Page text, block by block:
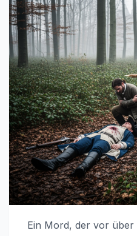
Ein Mord, der vor